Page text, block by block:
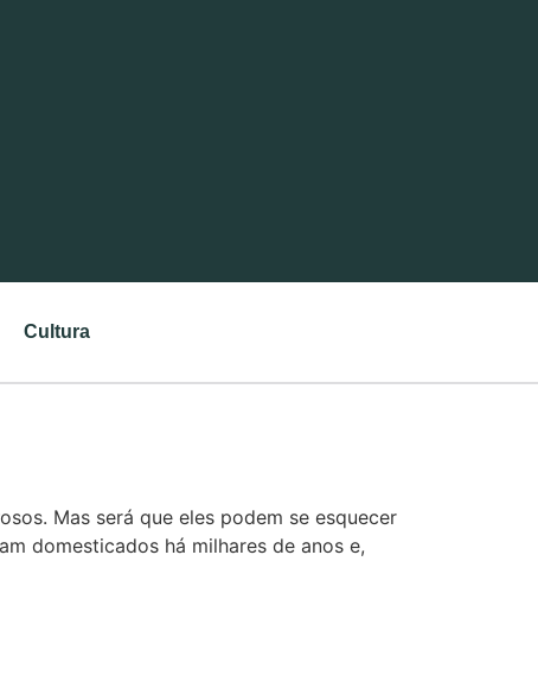
Cultura
Mas será que eles podem se esquecer
domesticados há milhares de anos e,